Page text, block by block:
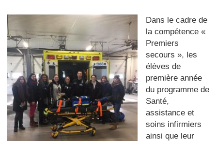
Dans le cadre de
la compétence «
Premiers
secours », les
élèves de
première année
du programme de
Santé,
assistance et
soins infirmiers
ainsi que leur